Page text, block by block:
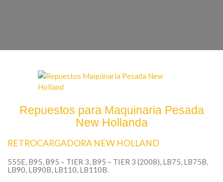
Repuestos para Maquinaria Pesada
New Hollanda
RETROCARGADORA NEW HOLLAND
555E, B95, B95 – TIER 3, B95 – TIER 3 (2008), LB75, LB75B,
LB90, LB90B, LB110, LB110B.